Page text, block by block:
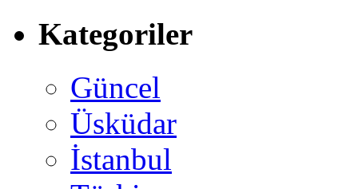
Kategoriler
Güncel
Üsküdar
İstanbul